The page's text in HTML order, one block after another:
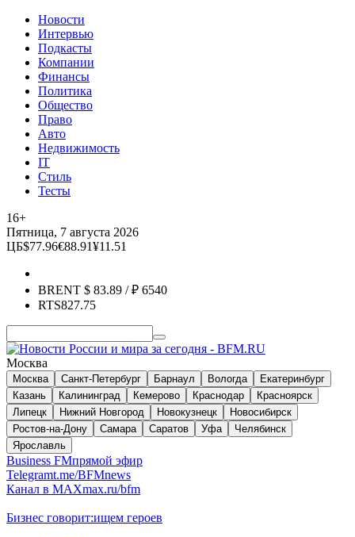
Новости
Интервью
Подкасты
Компании
Финансы
Политика
Общество
Право
Авто
Недвижимость
IT
Стиль
Тесты
16+
Пятница, 7 августа 2026
ЦБ$77.96€88.91¥11.51
BRENT $ 83.89 / ₽ 6540
RTS827.75
Москва
Москва Санкт-Петербург Барнаул Вологда
Екатеринбург
Казань
Калининград Кемерово Краснодар
Красноярск
Липецк
Нижний Новгород Новокузнецк
Новосибирск
Ростов-на-Дону
Самара Саратов Уфа
Челябинск
Ярославль
Business FMпрямой эфир
Telegramt.me/BFMnews
Канал в MAXmax.ru/bfm
Бизнес говорит:ищем героев